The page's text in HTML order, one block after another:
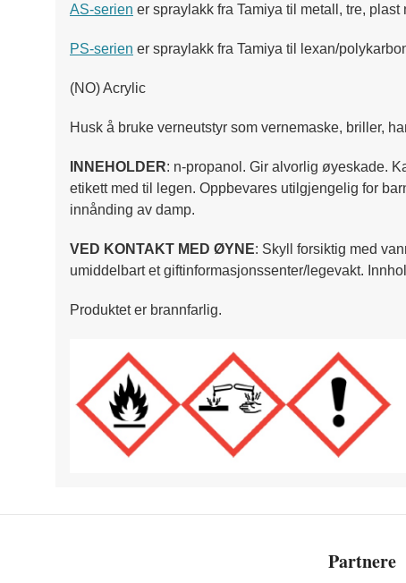
AS-serien er spraylakk fra Tamiya til metall, tre, plast
PS-serien er spraylakk fra Tamiya til lexan/
(NO) Acrylic
Husk å bruke verneutstyr som vernemaske, briller,
INNEHOLDER: n-propanol. Gir alvorlig øyeskade.
etikett med til legen. Oppbevares utilgjengelig for
innånding av damp.
VED KONTAKT MED ØYNE: Skyll forsiktig med
umiddelbart et giftinformasjonssenter/legevakt.
Produktet er brannfarlig.
Partnere